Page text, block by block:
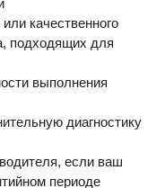
качественного
подходящих для
выполнения
диагностику
если ваш
периоде